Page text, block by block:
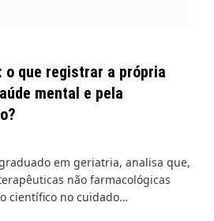
o que registrar a própria
mental e pela
em geriatria, analisa que,
não farmacológicas
científico no cuidado…